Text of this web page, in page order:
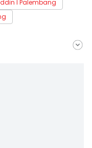
I Palembang